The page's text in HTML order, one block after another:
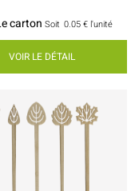
carton Soit 0.05 € l'unité
VOIR LE DÉTAIL